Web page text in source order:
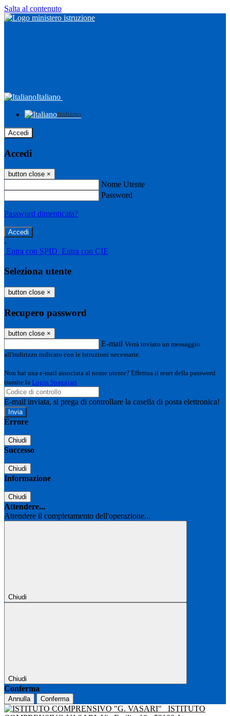
Salta al contenuto
Italiano
Italiano
Accedi
Accedi
button close ×
Nome Utente
Password
Password dimenticata?
-
Entra con SPID Entra con CIE
Seleziona utente
button close ×
Recupero password
button close ×
E-mail Verrà inviato un messaggio
all'indirizzo indicato con le istruzioni necessarie.
Non hai una e-mail associata al nome utente? Effettua il reset della password
tramite la Login Spaggiari
E-mail inviata, si prega di controllare la casella di posta elettronica!
Errore
Chiudi
Successo
Chiudi
Informazione
Chiudi
Attendere...
Attendere il completamento dell'operazione...
Chiudi
Chiudi
Conferma
Annulla Conferma
ISTITUTO